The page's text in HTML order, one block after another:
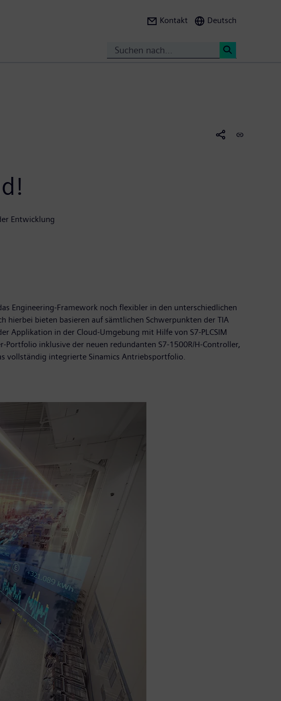
Kontakt Deutsch
Entwicklung
Engineering-Framework noch flexibler in den unterschiedlichen
hierbei bieten basieren auf sämtlichen Schwerpunkten der TIA
Applikation in der Cloud-Umgebung mit Hilfe von S7-PLCSIM
inklusive der neuen redundanten S7-1500R/H-Controller,
vollständig integrierte Sinamics Antriebsportfolio.